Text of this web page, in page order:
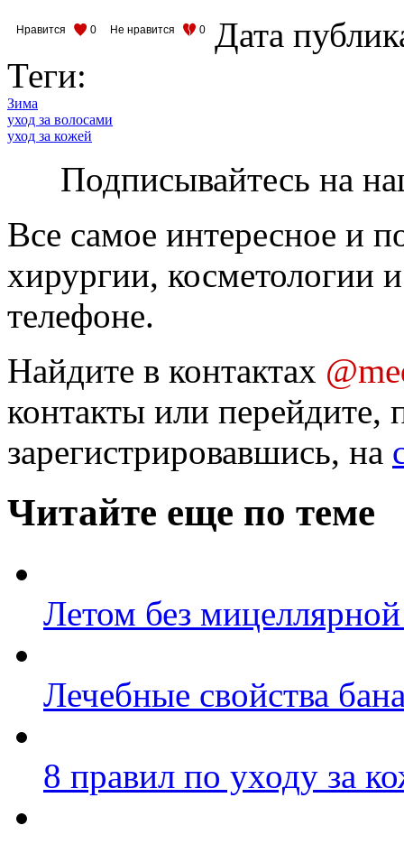
Нравится 0 Не нравится 0
Дата
Теги:
Зима
уход за волосами
уход за кожей
Подписывайтесь на
Все самое интересное и
хирургии, косметологии
телефоне.
Найдите в контактах
контакты или перейдите,
зарегистрировавшись, на
Читайте еще по теме
Летом без
Лечебные свойства
8 правил по уходу за